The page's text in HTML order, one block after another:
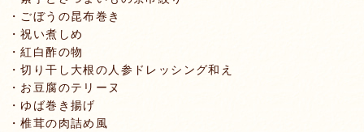
・ごぼうの昆布巻き
・祝い煮しめ
・紅白酢の物
・切り干し大根の人参ドレッシング和え
・お豆腐のテリーヌ
・ゆば巻き揚げ
・椎茸の肉詰め風